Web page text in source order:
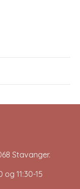
Stavanger.
og 11:30-15